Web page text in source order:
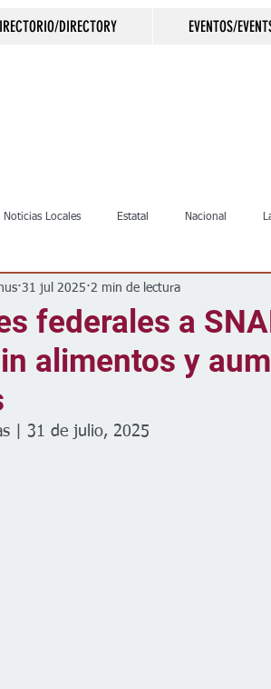
DIRECTORY EVENTOS/
Noticias Locales Estatal Nacional
Negocios Salud Arte & Cultura
Escuelas Calles
federales a
alimentos y
31 jul 2025 2 min de lectura
| 31 de julio, 2025